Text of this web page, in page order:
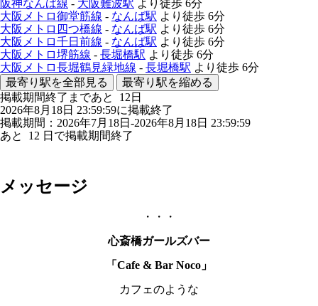
阪神なんば線 - 大阪難波駅 より徒歩 6分
大阪メトロ御堂筋線 - なんば駅 より徒歩 6分
大阪メトロ四つ橋線 - なんば駅 より徒歩 6分
大阪メトロ千日前線 - なんば駅 より徒歩 6分
大阪メトロ堺筋線 - 長堀橋駅 より徒歩 6分
大阪メトロ長堀鶴見緑地線 - 長堀橋駅 より徒歩 6分
最寄り駅を全部見る
最寄り駅を縮める
掲載期間終了まであと 12 日
2026年8月18日 23:59:59に掲載終了
掲載期間：2026年7月18日-2026年8月18日 23:59:59
あと 12 日で掲載期間終了
メッセージ
・・・
心斎橋ガールズバー
「Cafe & Bar Noco」
カフェのような